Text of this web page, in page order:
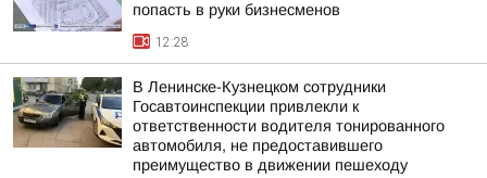
попасть в руки бизнесменов
12:28
В Ленинске-Кузнецком сотрудники
Госавтоинспекции привлекли к
ответственности водителя тонированного
автомобиля, не предоставившего
преимущество в движении пешеходу